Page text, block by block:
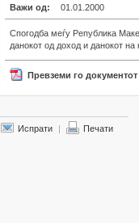
Важи од: 01.01.2000
Спогодба меѓу Република
данокот од доход и данокот на
Превземи го документот
Испрати | Печати